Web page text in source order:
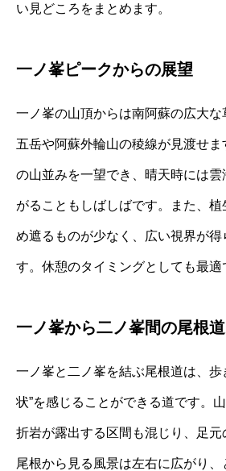
い見どころをまとめます。
一ノ峯ピークからの展望
一ノ峯の山頂からは南阿蘇の広大
五岳や阿蘇外輪山の稜線が見渡せ
の山並みを一望でき、晴天時には
がることもしばしばです。また、
め遮るものが少なく、広い視界が
す。休憩のタイミングとしても最適
一ノ峯から二ノ峯間の尾根道
一ノ峯と二ノ峯を結ぶ尾根道は、歩
状”を感じることができる道です。
折岩が露出する区間も混じり、足元
尾根から見る風景は左右に広がり